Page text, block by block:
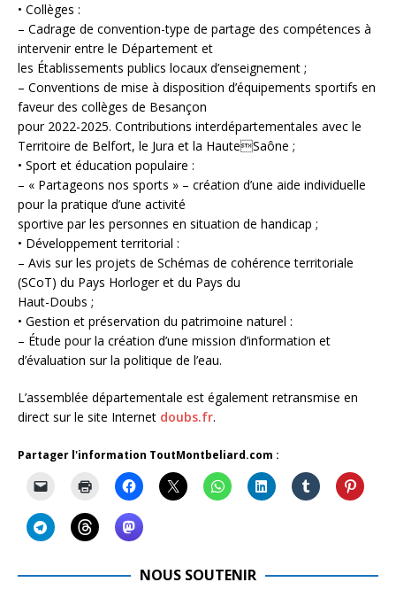
• Collèges :
– Cadrage de convention-type de partage des compétences à
intervenir entre le Département et
les Établissements publics locaux d’enseignement ;
– Conventions de mise à disposition d’équipements sportifs en
faveur des collèges de Besançon
pour 2022-2025. Contributions interdépartementales avec le
Territoire de Belfort, le Jura et la HauteSaône ;
• Sport et éducation populaire :
– « Partageons nos sports » – création d’une aide individuelle
pour la pratique d’une activité
sportive par les personnes en situation de handicap ;
• Développement territorial :
– Avis sur les projets de Schémas de cohérence territoriale
(SCoT) du Pays Horloger et du Pays du
Haut-Doubs ;
• Gestion et préservation du patrimoine naturel :
– Étude pour la création d’une mission d’information et
d’évaluation sur la politique de l’eau.
L’assemblée départementale est également retransmise en
direct sur le site Internet doubs.fr.
Partager l'information ToutMontbeliard.com :
NOUS SOUTENIR